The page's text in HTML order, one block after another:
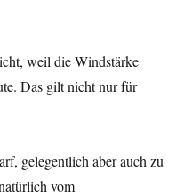
weil die Windstärke
Das gilt nicht nur für
gelegentlich aber auch zu
vom